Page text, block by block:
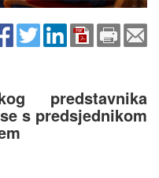
predstavnika
s predsjednikom